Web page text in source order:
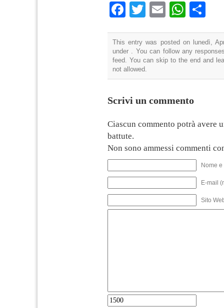
Facebook
TwitterEmail
This entry was posted on lunedì,
under . You can follow any
feed. You can skip to the end and
not allowed.
Scrivi un commento
Ciascun commento potrà avere
battute.
Non sono ammessi commenti
Nome
E-mail
Sito